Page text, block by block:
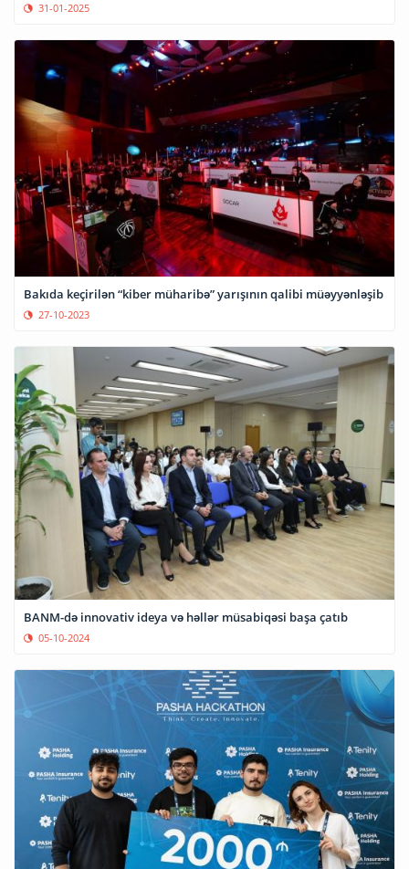
31-01-2025
Bakıda keçirilən “kiber müharibə” yarışının qalibi müəyyənləşib
27-10-2023
BANM-də innovativ ideya və həllər müsabiqəsi başa çatıb
05-10-2024